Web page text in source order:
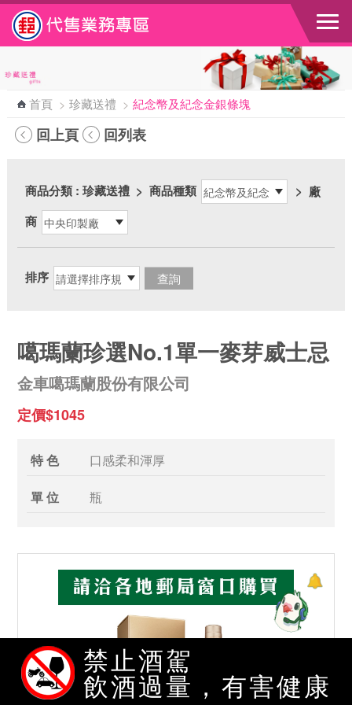
跳到主要內容區塊
首頁 > 珍藏送禮 > 紀念幣及紀念金銀條塊
回上頁 回列表
商品分類: 珍藏送禮 > 商品種類 > 廠
商
排序
噶瑪蘭珍選No.1單一麥芽威士忌
金車噶瑪蘭股份有限公司
定價$1045
特 色 口感柔和渾厚
單 位 瓶
禁止酒駕
飲酒過量，有害健康